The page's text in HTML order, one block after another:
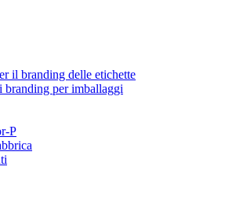
il branding delle etichette
branding per imballaggi
P